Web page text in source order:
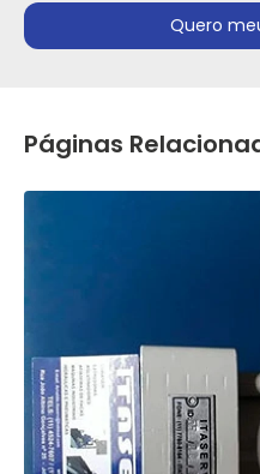
Quero
Páginas